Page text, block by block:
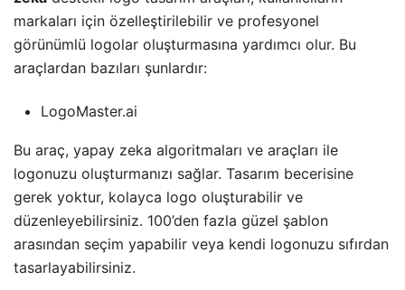
markaları için özelleştirilebilir ve profesyonel
görünümlü logolar oluşturmasına yardımcı olur. Bu
araçlardan bazıları şunlardır:
LogoMaster.ai
Bu araç, yapay zeka algoritmaları ve araçları ile
logonuzu oluşturmanızı sağlar. Tasarım becerisine
gerek yoktur, kolayca logo oluşturabilir ve
düzenleyebilirsiniz. 100’den fazla güzel şablon
arasından seçim yapabilir veya kendi logonuzu sıfırdan
tasarlayabilirsiniz.